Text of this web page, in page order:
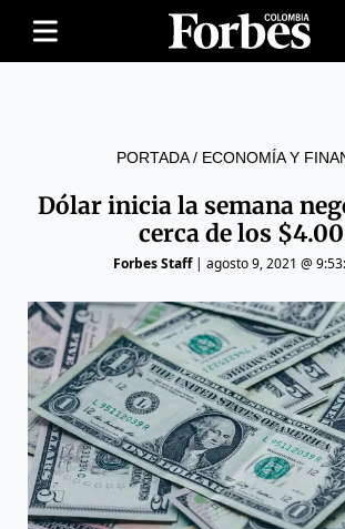
PORTADA/ ECONOMÍA Y
Dólar inicia la semana
cerca de los
Forbes Staff| agosto 9, 2021 @